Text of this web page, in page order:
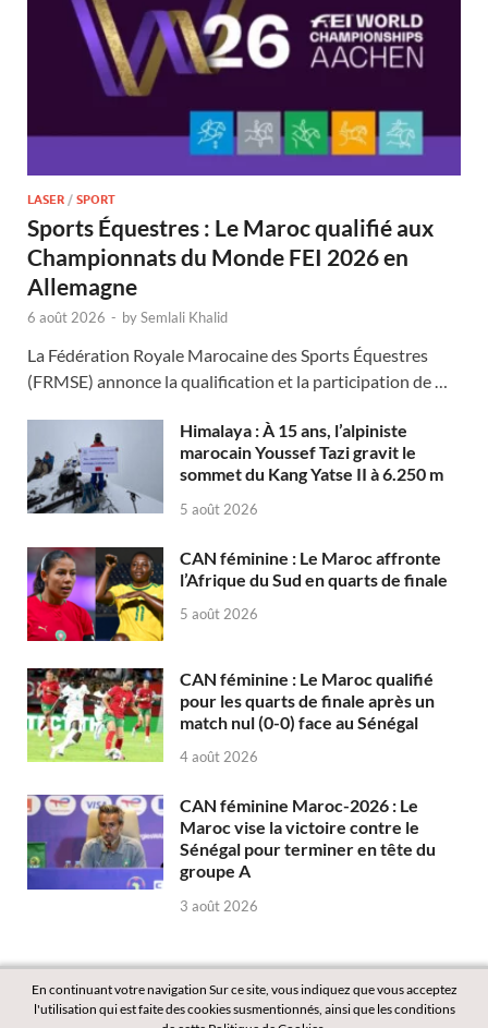
LASER / SPORT
Sports Équestres : Le Maroc qualifié aux
Championnats du Monde FEI 2026 en
Allemagne
6 août 2026 - bySemlali Khalid
La Fédération Royale Marocaine des Sports Équestres
(FRMSE) annonce la qualification et la participation de …
Himalaya : À 15 ans, l’alpiniste
marocain Youssef Tazi gravit le
sommet du Kang Yatse II à 6.250 m
5 août 2026
CAN féminine : Le Maroc affronte
l’Afrique du Sud en quarts de finale
5 août 2026
CAN féminine : Le Maroc qualifié
pour les quarts de finale après un
match nul (0-0) face au Sénégal
4 août 2026
CAN féminine Maroc-2026 : Le
Maroc vise la victoire contre le
Sénégal pour terminer en tête du
groupe A
3 août 2026
En continuant votre navigation Sur ce site, vous indiquez que vous acceptez
l'utilisation qui est faite des cookies susmentionnés, ainsi que les conditions